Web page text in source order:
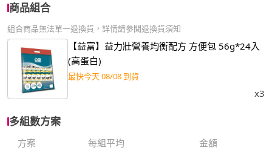
商品組合
組合商品無法單一退換貨，詳情請參閱退換貨須知
【益富】益力壯營養均衡配方 方便包 56g*24入
(高蛋白)
最快今天 08/08 到貨
x3
多組數方案
方案 每組平均
金額